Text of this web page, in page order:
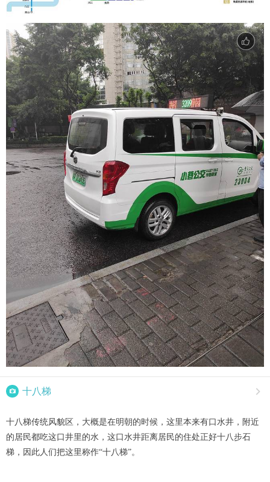
 十八梯 
十八梯传统风貌区，大概是在明朝的时候，这里本来有口水井，附近
的居民都吃这口井里的水，这口水井距离居民的住处正好十八步石
梯，因此人们把这里称作“十八梯”。